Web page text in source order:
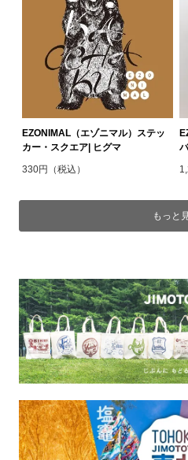
EZONIMAL（エゾニマル）ステッ
カー・スクエア| ヒグマ
330円（税込）
もっと